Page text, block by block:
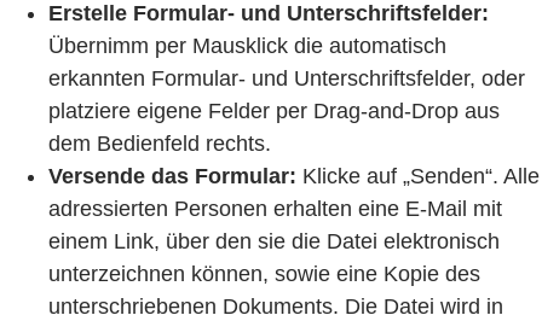
Erstelle Formular- und Unterschriftsfelder:
Übernimm per Mausklick die automatisch
erkannten Formular- und Unterschriftsfelder, oder
platziere eigene Felder per Drag-and-Drop aus
dem Bedienfeld rechts.
Versende das Formular: Klicke auf „Senden“. Alle
adressierten Personen erhalten eine E-Mail mit
einem Link, über den sie die Datei elektronisch
unterzeichnen können, sowie eine Kopie des
unterschriebenen Dokuments. Die Datei wird in